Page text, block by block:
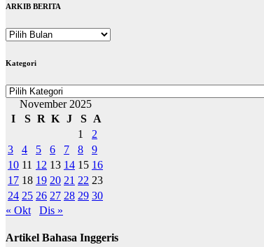
ARKIB BERITA
ARKIB
Kategori
Kategori
November 2025
I
S R K J S
A
1
2
3
4 5 6 7 8
9
10 11 12 13 14 15 16
17 18 19 20 21 22 23
24 25 26 27 28 29 30
« Okt
Dis »
Artikel Bahasa Inggeris